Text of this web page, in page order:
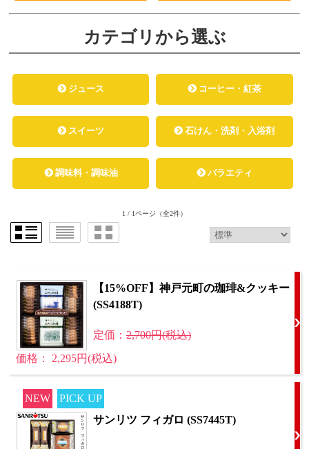
カテゴリから選ぶ
ジュース コーヒー・紅茶
スイーツ 石けん・洗剤・入浴剤
調味料・調味油 バラエティ
1 / 1ページ （全2件）
【15%OFF】神戸元町の珈琲&クッキー
(SS4188T)
定価： 2,700円(税込)
価格： 2,295円(税込)
NEW
PICK UP
サンリツ フィガロ (SS7445T)